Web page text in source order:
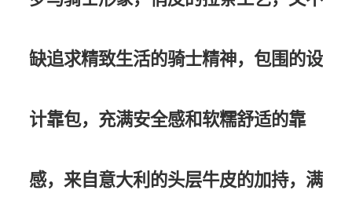
缺追求精致⽣活的骑⼠精神，包围的设
计靠包，充满安全感和软糯舒适的靠
感，来⾃意⼤利的头层⽜⽪的加持，满